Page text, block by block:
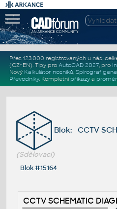
Přes 123.000 registrovaných u nás,
(CZ+EN). Tipy pro AutoCAD 2027, pro
Nový Kalkulátor nosníků, Spirograf
Převodníky. Kompletní příkazya
Blok: CCTV
(Sdělovací)
Blok #15164
CCTV SCHEMATIC